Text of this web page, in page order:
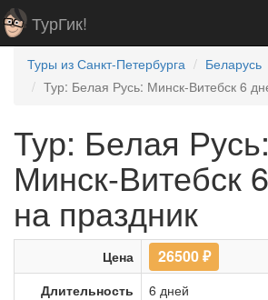
ТурГик!
Туры из Санкт-Петербурга
Беларусь
Тур: Бе­лая Русь: Минск-Витебск 6
Тур: Бе­лая Русь:
Минск-Витебск
на праздник
Цена 26500₽
Длительность
6 дней